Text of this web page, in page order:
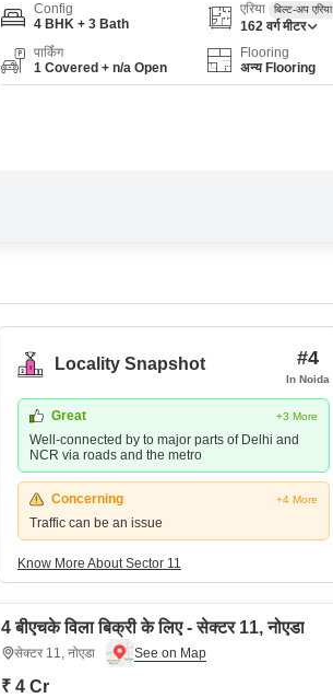
Config
4 BHK + 3 Bath
एरिया बिल्ट-अप एरिया
162 वर्ग मीटर
पार्किंग
1 Covered + n/a Open
Flooring
अन्य Flooring
Locality Snapshot #4
In Noida
Great +3 More
Well-connected by to major parts of Delhi and
NCR via roads and the metro
Concerning +4 More
Traffic can be an issue
Know More About Sector 11
4 बीएचके विला बिक्री के लिए - सेक्टर 11, नोएडा
सेक्टर 11, नोएडा
₹ 4 Cr